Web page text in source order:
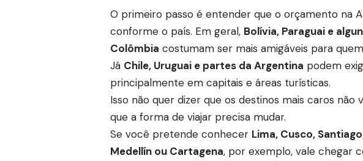
O primeiro passo é entender que o orçamento na
conforme o país. Em geral, Bolívia, Paraguai e
Colômbia costumam ser mais amigáveis para
Já Chile, Uruguai e partes da Argentina podem
principalmente em capitais e áreas turísticas.
Isso não quer dizer que os destinos mais caros não
que a forma de viajar precisa mudar.
Se você pretende conhecer Lima, Cusco,
Medellín ou Cartagena, por exemplo, vale chegar